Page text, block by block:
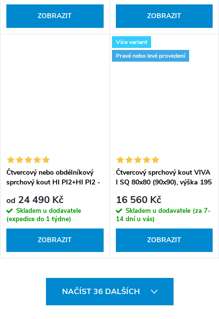
ZOBRAZIT ZOBRAZIT
Čtvercový nebo obdélníkový
sprchový kout HI PI2+HI PI2 -
od 24 490 Kč
Skladem u dodavatele
(expedice do 1 týdne)
ZOBRAZIT
Více variant
Pravé nebo levé provedení
Čtvercový sprchový kout VIVA
I SQ 80x80 (90x90), výška 195
16 560 Kč
Skladem u dodavatele (za 7-
14 dní u vás)
ZOBRAZIT
NAČÍST 36 DALŠÍCH